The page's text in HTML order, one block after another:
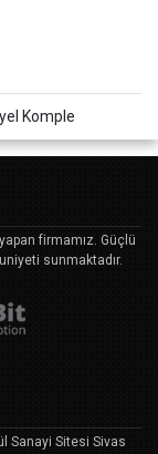
Komple
firmamız. Güçlü
sunmaktadır.
Sanayi Sitesi Sivas